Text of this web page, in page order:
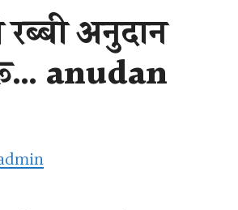
रब्बी अनुदान
anudan